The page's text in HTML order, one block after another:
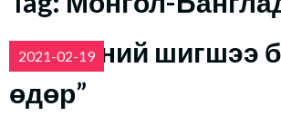
2021-02-19
“Үндэсний шигшээ
өдөр”